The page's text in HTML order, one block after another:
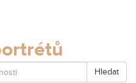
Hledat